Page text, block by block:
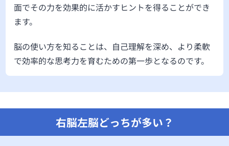
面でその力を効果的に活かすヒントを得ることができ
ます。
脳の使い方を知ることは、自己理解を深め、より柔軟
で効率的な思考力を育むための第一歩となるのです。
右脳左脳どっちが多い？